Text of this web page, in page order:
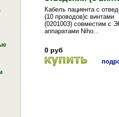
Кабель пациента с
(10 проводов)с винтами
(0201003) совместим с
аппаратами Niho...
0 руб